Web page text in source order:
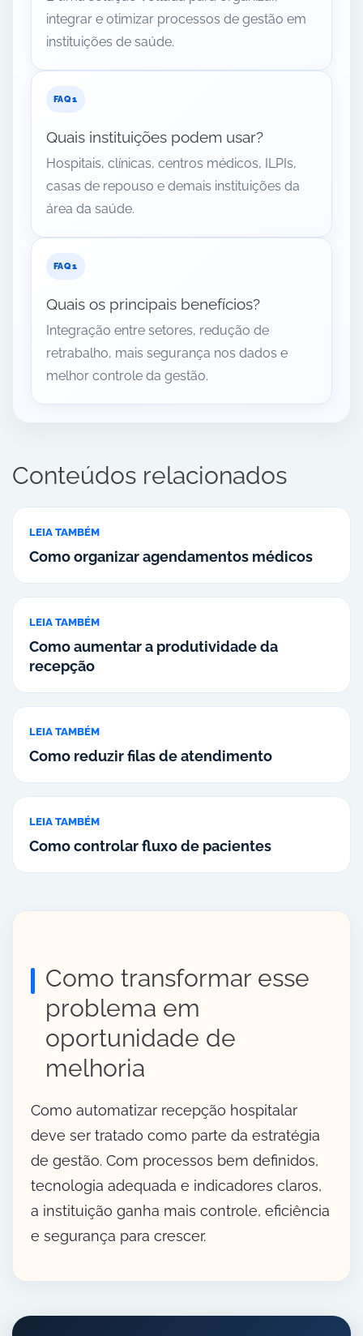
integrar e otimizar processos de gestão em
instituições de saúde.
Quais instituições podem usar?
Hospitais, clínicas, centros médicos, ILPIs,
casas de repouso e demais instituições da
área da saúde.
Quais os principais benefícios?
Integração entre setores, redução de
retrabalho, mais segurança nos dados e
melhor controle da gestão.
Conteúdos relacionados
LEIA TAMBÉM
Como organizar agendamentos médicos
LEIA TAMBÉM
Como aumentar a produtividade da
recepção
LEIA TAMBÉM
Como reduzir filas de atendimento
LEIA TAMBÉM
Como controlar fluxo de pacientes
Como transformar esse
problema em
oportunidade de
melhoria
Como automatizar recepção hospitalar
deve ser tratado como parte da estratégia
de gestão. Com processos bem definidos,
tecnologia adequada e indicadores claros,
a instituição ganha mais controle, eficiência
e segurança para crescer.